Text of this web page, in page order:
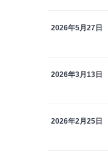
2026年5月27日
2026年3月13日
2026年2月25日